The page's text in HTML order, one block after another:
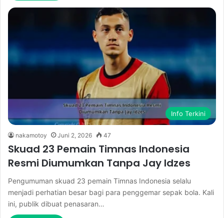
Info Terkini
nakamotoy Juni 2, 2026 47
Skuad 23 Pemain Timnas Indonesia
Resmi Diumumkan Tanpa Jay Idzes
Pengumuman skuad 23 pemain Timnas Indonesia selalu
menjadi perhatian besar bagi para penggemar sepak bola. Kali
ini, publik dibuat penasaran…